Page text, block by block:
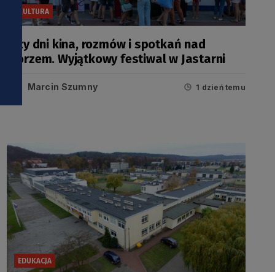
KULTURA
Trzy dni kina, rozmów i spotkań nad
morzem. Wyjątkowy festiwal w Jastarni
Marcin Szumny 1 dzień temu
EDUKACJA